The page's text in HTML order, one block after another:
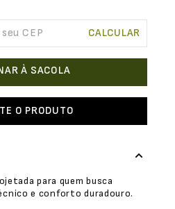
À SACOLA
O PRODUTO
para quem busca
e conforto duradouro.